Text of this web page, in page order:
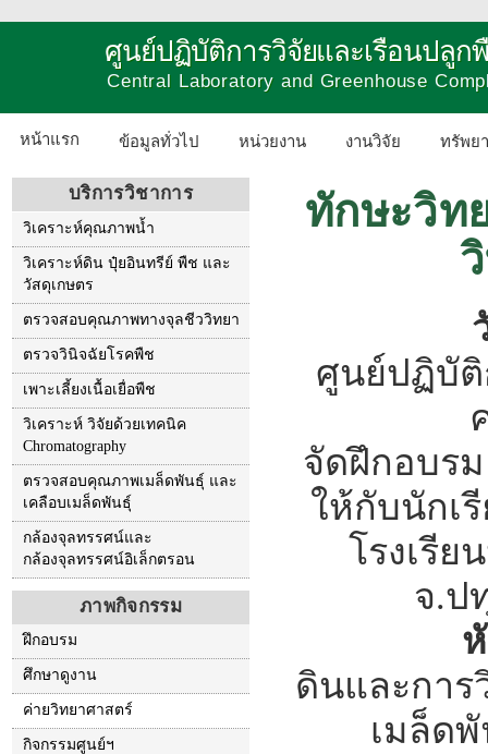
ศูนย์ปฏิบัติการวิจัยและเรือนปลูก
Central Laboratory and Greenhouse
หน้าแรก ข้อมูลทั่วไป หน่วยงาน งานวิจัย ทรัพย
บริการวิชาการ
วิเคราะห์คุณภาพน้ำ
วิเคราะห์ดิน ปุ๋ยอินทรีย์ พืช และ
วัสดุเกษตร
ตรวจสอบคุณภาพทางจุลชีววิทยา
ตรวจวินิจฉัยโรคพืช
เพาะเลี้ยงเนื้อเยื่อพืช
วิเคราะห์ วิจัยด้วยเทคนิค
Chromatography
ตรวจสอบคุณภาพเมล็ดพันธุ์ และ
เคลือบเมล็ดพันธุ์
กล้องจุลทรรศน์และ
กล้องจุลทรรศน์อิเล็กตรอน
ภาพกิจกรรม
ฝึกอบรม
ศึกษาดูงาน
ค่ายวิทยาศาสตร์
กิจกรรมศูนย์ฯ
ทักษะวิท
ศูนย์ปฏิบัติ
จัดฝึกอบร
ให้กับนักเ
โรงเรีย
จ.ป
ดินและการ
เมล็ด